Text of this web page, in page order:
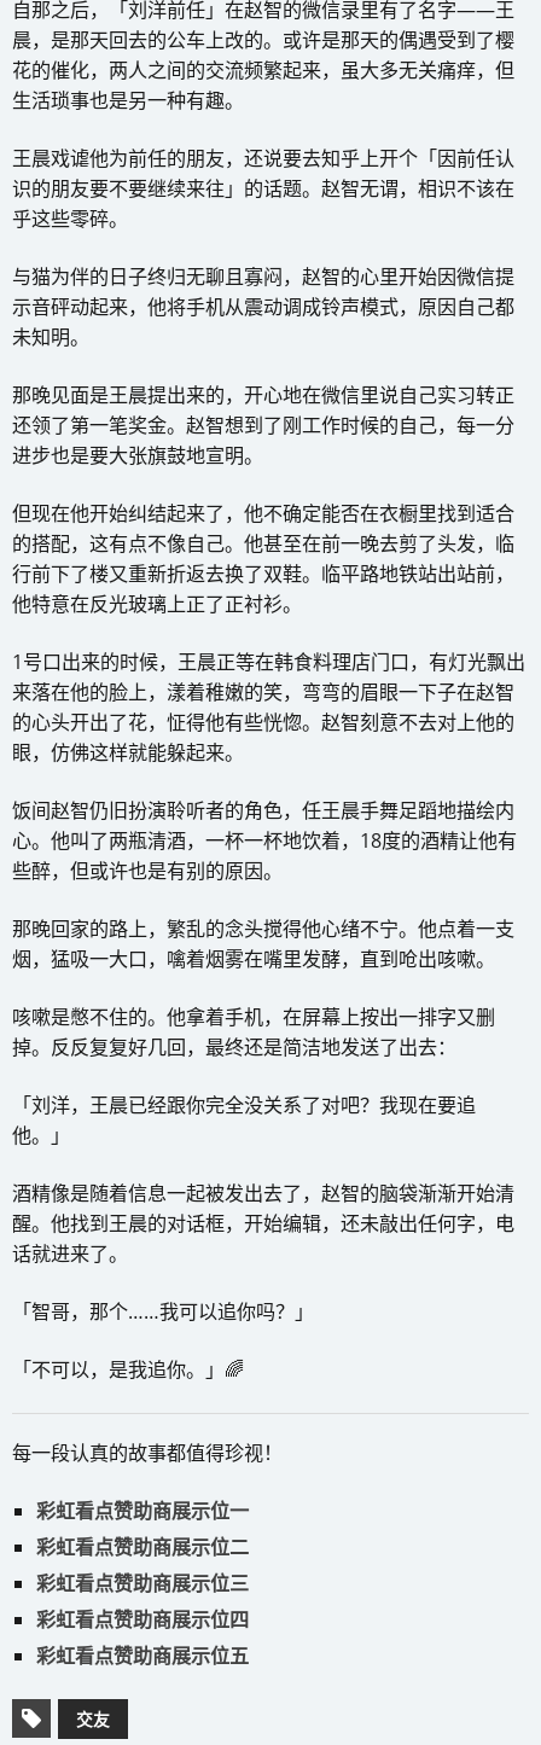
自那之后，「刘洋前任」在赵智的微信录里有了名字——王
晨，是那天回去的公车上改的。或许是那天的偶遇受到了樱
花的催化，两人之间的交流频繁起来，虽大多无关痛痒，但
生活琐事也是另一种有趣。
王晨戏谑他为前任的朋友，还说要去知乎上开个「因前任认
识的朋友要不要继续来往」的话题。赵智无谓，相识不该在
乎这些零碎。
与猫为伴的日子终归无聊且寡闷，赵智的心里开始因微信提
示音砰动起来，他将手机从震动调成铃声模式，原因自己都
未知明。
那晚见面是王晨提出来的，开心地在微信里说自己实习转正
还领了第一笔奖金。赵智想到了刚工作时候的自己，每一分
进步也是要大张旗鼓地宣明。
但现在他开始纠结起来了，他不确定能否在衣橱里找到适合
的搭配，这有点不像自己。他甚至在前一晚去剪了头发，临
行前下了楼又重新折返去换了双鞋。临平路地铁站出站前，
他特意在反光玻璃上正了正衬衫。
1号口出来的时候，王晨正等在韩食料理店门口，有灯光飘出
来落在他的脸上，漾着稚嫩的笑，弯弯的眉眼一下子在赵智
的心头开出了花，怔得他有些恍惚。赵智刻意不去对上他的
眼，仿佛这样就能躲起来。
饭间赵智仍旧扮演聆听者的角色，任王晨手舞足蹈地描绘内
心。他叫了两瓶清酒，一杯一杯地饮着，18度的酒精让他有
些醉，但或许也是有别的原因。
那晚回家的路上，繁乱的念头搅得他心绪不宁。他点着一支
烟，猛吸一大口，噙着烟雾在嘴里发酵，直到呛出咳嗽。
咳嗽是憋不住的。他拿着手机，在屏幕上按出一排字又删
掉。反反复复好几回，最终还是简洁地发送了出去：
「刘洋，王晨已经跟你完全没关系了对吧？我现在要追
他。」
酒精像是随着信息一起被发出去了，赵智的脑袋渐渐开始清
醒。他找到王晨的对话框，开始编辑，还未敲出任何字，电
话就进来了。
「智哥，那个……我可以追你吗？」
「不可以，是我追你。」🌈
每一段认真的故事都值得珍视！
彩虹看点赞助商展示位一
彩虹看点赞助商展示位二
彩虹看点赞助商展示位三
彩虹看点赞助商展示位四
彩虹看点赞助商展示位五
交友